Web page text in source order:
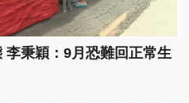
秉穎：9月恐難回正常生